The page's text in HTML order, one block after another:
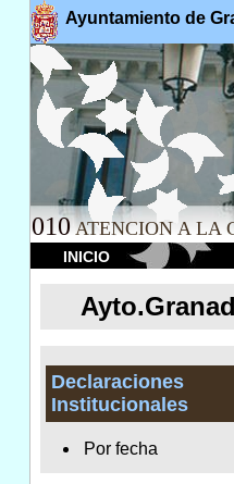
Ayuntamiento de
010 ATENCION A LA
INICIO
Declaraciones
Institucionales
Por fecha